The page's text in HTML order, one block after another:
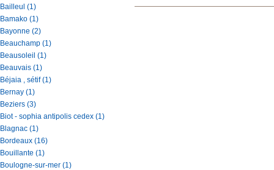
Bailleul (1)
Bamako (1)
Bayonne (2)
Beauchamp (1)
Beausoleil (1)
Beauvais (1)
Béjaia , sétif (1)
Bernay (1)
Beziers (3)
Biot - sophia antipolis cedex (1)
Blagnac (1)
Bordeaux (16)
Bouillante (1)
Boulogne-sur-mer (1)